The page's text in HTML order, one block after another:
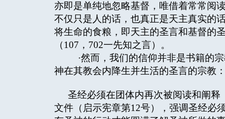
亦即是单纯地忽略基督，唯借着常常阅
不仅只是人的话，也真正是天主真实的
将生命的食粮，即天主的圣言和基督的
（107，702一先知之言）。
·然而，我们的信仰并非是书籍的
神在其教会内降生并生活的圣言的宗教
圣经必须在团体内再次被阅读和阐
文件（启示宪章第12号），强调圣经必